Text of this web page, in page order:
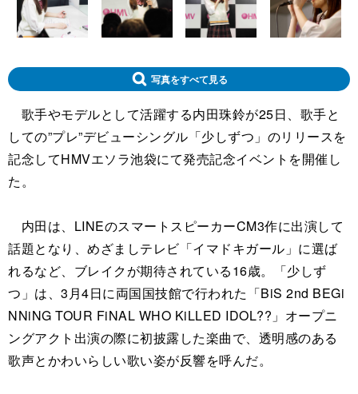
写真をすべて見る
歌手やモデルとして活躍する内田珠鈴が25日、歌手と
しての”プレ”デビューシングル「少しずつ」のリリースを
記念してHMVエソラ池袋にて発売記念イベントを開催し
た。
内田は、LINEのスマートスピーカーCM3作に出演して
話題となり、めざましテレビ「イマドキガール」に選ば
れるなど、ブレイクが期待されている16歳。「少しず
つ」は、3月4日に両国国技館で行われた「BiS 2nd BEGi
NNiNG TOUR FiNAL WHO KiLLED IDOL??」オープニ
ングアクト出演の際に初披露した楽曲で、透明感のある
歌声とかわいらしい歌い姿が反響を呼んだ。